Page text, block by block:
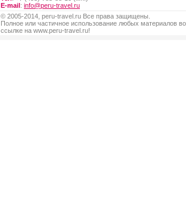
E-mail: info@peru-travel.ru
© 2005-2014, peru-travel.ru Все права защищены.
Полное или частичное использование любых материалов
ссылке на www.peru-travel.ru!